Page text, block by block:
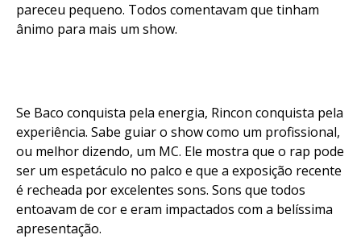
pareceu pequeno. Todos comentavam que tinham
ânimo para mais um show.
Se Baco conquista pela energia, Rincon conquista pela
experiência. Sabe guiar o show como um profissional,
ou melhor dizendo, um MC. Ele mostra que o rap pode
ser um espetáculo no palco e que a exposição recente
é recheada por excelentes sons. Sons que todos
entoavam de cor e eram impactados com a belíssima
apresentação.